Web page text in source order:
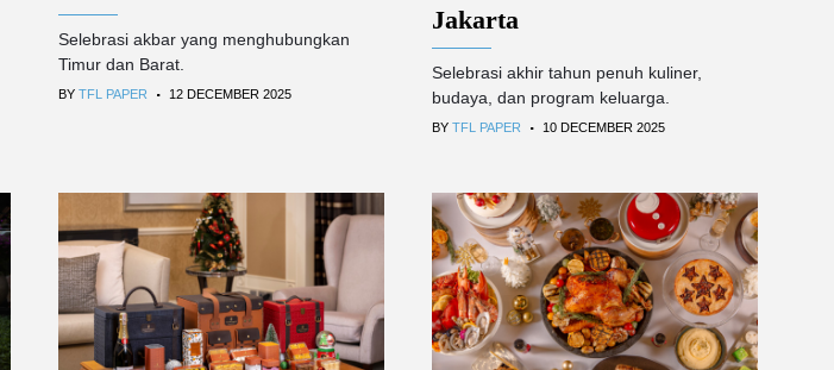
Selebrasi akbar yang menghubungkan
Timur dan Barat.
BY TFL PAPER . 12 DECEMBER 2025
Jakarta
Selebrasi akhir tahun penuh kuliner,
budaya, dan program keluarga.
BY TFL PAPER . 10 DECEMBER 2025